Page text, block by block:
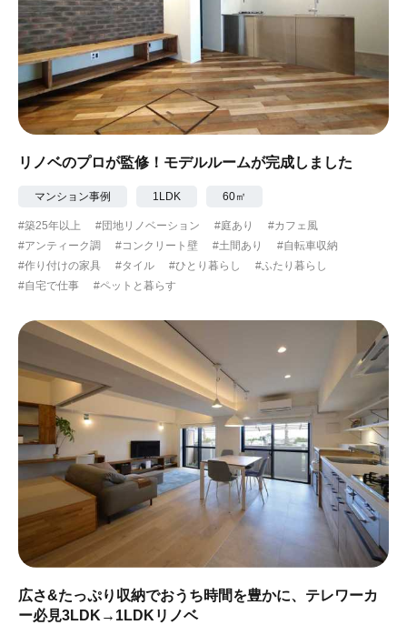
リノベのプロが監修！モデルルームが完成しました
マンション事例 1LDK 60㎡
#築25年以上 #団地リノベーション #庭あり
#カフェ風
#アンティーク調
#コンクリート壁 #土間あり
#自転車収納
#作り付けの家具
#タイル #ひとり暮らし
#ふたり暮らし
#自宅で仕事
#ペットと暮らす
広さ&たっぷり収納でおうち時間を豊かに、テレワーカ
ー必見3LDK→1LDKリノベ